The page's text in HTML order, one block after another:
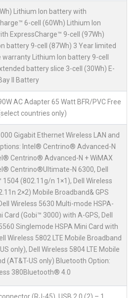
Lithium Ion battery with
6-cell (60Wh) Lithium Ion
ExpressCharge™ 9-cell (97Wh)
battery 9-cell (87Wh) 3 Year limited
warranty Lithium Ion battery 9-cell
battery slice 3-cell (30Wh) E-
II Battery
AC Adapter 65 Watt BFR/PVC Free
countries only)
Gigabit Ethernet Wireless LAN and
Intel® Centrino® Advanced-N
Centrino® Advanced-N + WiMAX
Centrino®Ultimate-N 6300, Dell
1504 (802.11g/n 1×1), Dell Wireless
2×2) Mobile Broadband& GPS
Wireless 5630 Multi-mode HSPA-
Card (Gobi™ 3000) with A-GPS, Dell
Singlemode HSPA Mini Card with
Wireless 5802 LTE Mobile Broadband
only), Dell Wireless 5804 LTE Mobile
(AT&T-US only) Bluetooth Option:
380Bluetooth® 4.0